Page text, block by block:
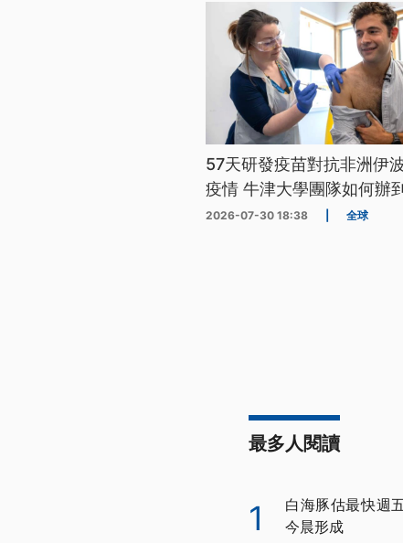
57天研發疫苗對抗非洲伊
疫情 牛津大學團隊如何辦
2026-07-30 18:38 全球
最多人閱讀
1
白海豚估最快週
今晨形成